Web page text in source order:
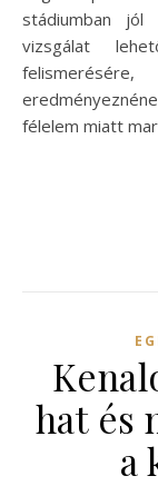
stádiumban jól
vizsgálat
félelem miatt
hat és
a